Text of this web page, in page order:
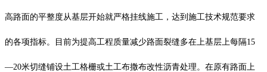
高路面的平整度从基层开始就严格挂线施工，达到施工技术规范要求
的各项指标。目前为提高工程质量减少路面裂缝多在上基层上每隔15
—20米切缝铺设土工格栅或土工布撒布改性沥青处理。在原有路面上